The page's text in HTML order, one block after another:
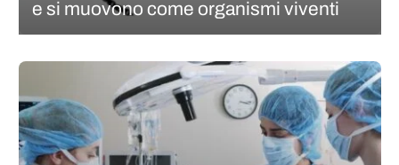
e si muovono come organismi viventi
sensori. Che si sposta senza software. Che prende decisioni
senza un “cervello”. È l’ultima scoperta della professoressa
Daniela Kraft dell’Università di Leida (Paesi Bassi). Pubblicato di
recente con il…
CONTINUA A LEGGERE